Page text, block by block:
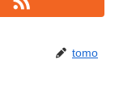
tomo